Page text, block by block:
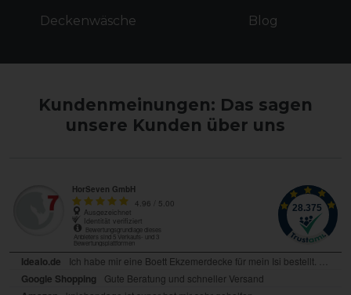
Deckenwäsche Blog
Kundenmeinungen: Das sagen
unsere Kunden über uns